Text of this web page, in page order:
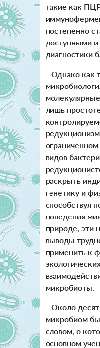
такие как
постепенно
доступными
диагностики
Однако как
лишь
ограниченном
видов
раскрыть
генетику и
способствуя
поведения
природе, эти
выводы
применить к
микробиоты.
Около
микробиом
словом, о
основном